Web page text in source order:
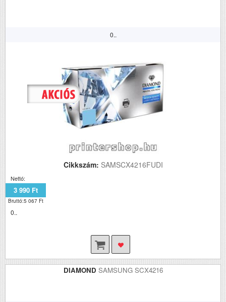
0..
Cikkszám: SAMSCX4216FUDI
Nettó:
3 990 Ft
Bruttó:5 067 Ft
0..
DIAMOND SAMSUNG SCX4216